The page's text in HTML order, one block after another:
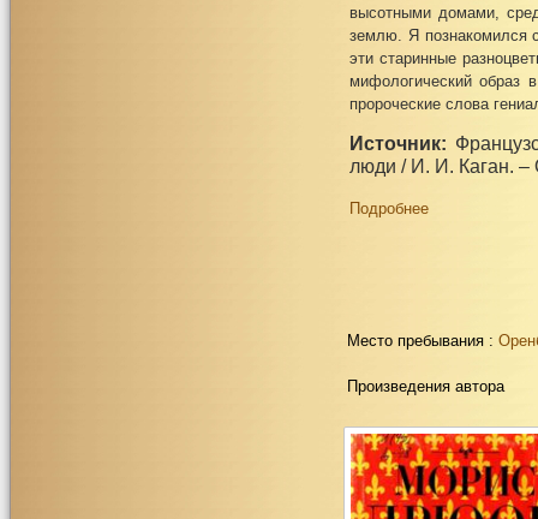
высотными домами,
землю. Я познакомился
эти старинные
мифологический образ
пророческие слова
Источник:
люди / И. И. Каган. –
Подробнее
Место пребывания :
Произведения автора